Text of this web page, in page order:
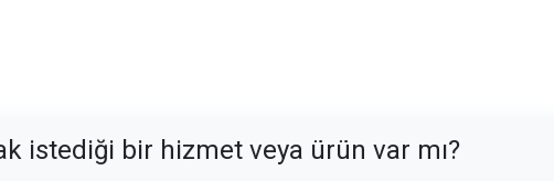
istediği bir hizmet veya ürün var mı?